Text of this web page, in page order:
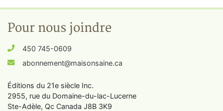
Pour nous joindre
450 745-0609
abonnement@maisonsaine.ca
Éditions du 21e siècle Inc.
2955, rue du Domaine-du-lac-Lucerne
Ste-Adèle, Qc Canada J8B 3K9